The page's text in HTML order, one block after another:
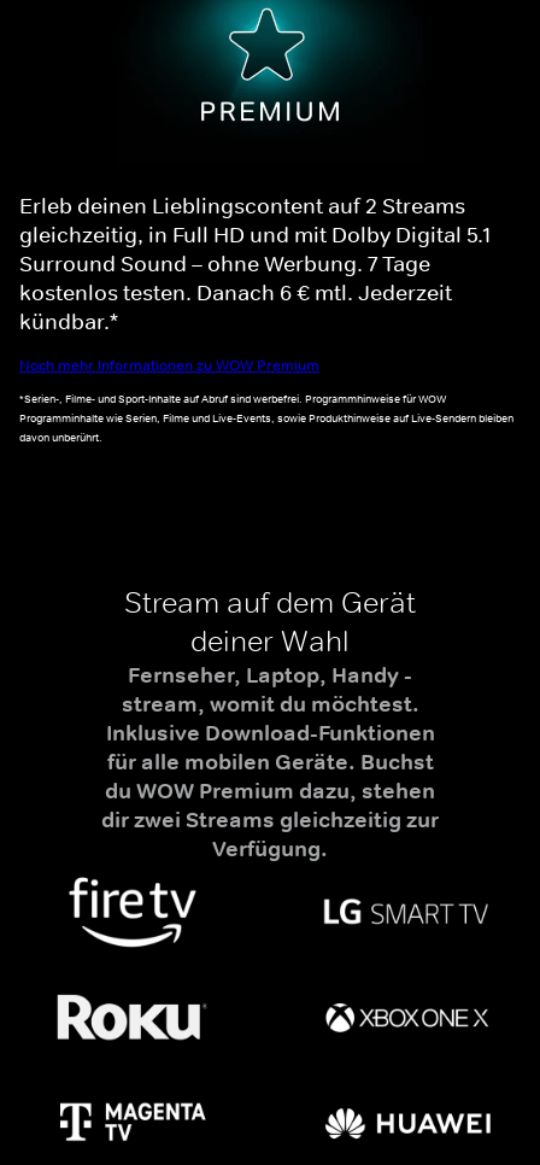
Erleb deinen Lieblingscontent auf 2 Streams
gleichzeitig, in Full HD und mit Dolby Digital 5.1
Surround Sound – ohne Werbung. 7 Tage
kostenlos testen. Danach 6 € mtl. Jederzeit
kündbar.*
Noch mehr Informationen zu WOW Premium
*Serien-, Filme- und Sport-Inhalte auf Abruf sind werbefrei. Programmhinweise für WOW
Programminhalte wie Serien, Filme und Live-Events, sowie Produkthinweise auf Live-Sendern bleiben
davon unberührt.
Stream auf dem Gerät
deiner Wahl
Fernseher, Laptop, Handy -
stream, womit du möchtest.
Inklusive Download-Funktionen
für alle mobilen Geräte. Buchst
du WOW Premium dazu, stehen
dir zwei Streams gleichzeitig zur
Verfügung.